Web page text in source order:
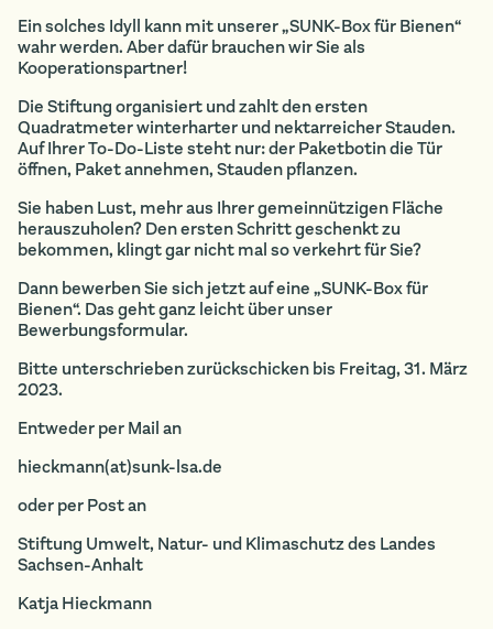
Ein solches Idyll kann mit unserer „SUNK-Box für Bienen“
wahr werden. Aber dafür brauchen wir Sie als
Kooperationspartner!
Die Stiftung organisiert und zahlt den ersten
Quadratmeter winterharter und nektarreicher Stauden.
Auf Ihrer To-Do-Liste steht nur: der Paketbotin die Tür
öffnen, Paket annehmen, Stauden pflanzen.
Sie haben Lust, mehr aus Ihrer gemeinnützigen Fläche
herauszuholen? Den ersten Schritt geschenkt zu
bekommen, klingt gar nicht mal so verkehrt für Sie?
Dann bewerben Sie sich jetzt auf eine „SUNK-Box für
Bienen“. Das geht ganz leicht über unser
Bewerbungsformular.
Bitte unterschrieben zurückschicken bis Freitag, 31. März
2023.
Entweder per Mail an
hieckmann(at)sunk-lsa.de
oder per Post an
Stiftung Umwelt, Natur- und Klimaschutz des Landes
Sachsen-Anhalt
Katja Hieckmann